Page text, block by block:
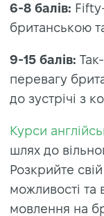
6-8 балів:
британською
9-15 балів:
перевагу
до зустрічі з
Курси
шлях до
Розкрийте
можливості та
мовлення на